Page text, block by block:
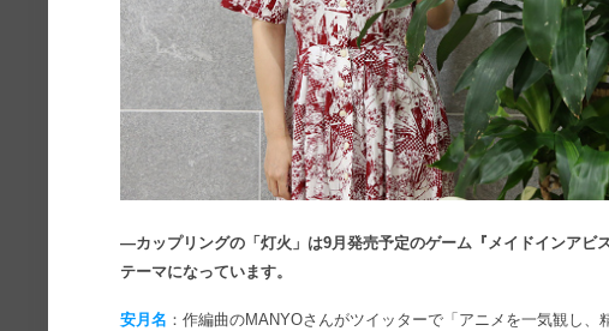
―カップリングの「灯火」は9月発売予定のゲーム『メイドインアビ
テーマになっています。
安月名 ：作編曲のMANYOさんがツイッターで「アニメを一気観し